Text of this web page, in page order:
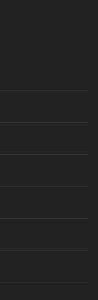
Việt Nam
kim chịu